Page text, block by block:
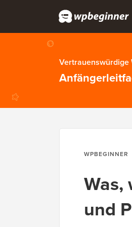
Vertrauenswürdige
WPBEGINNER
Was,
und